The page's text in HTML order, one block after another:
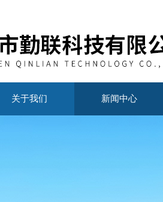
关于我们 新闻中心